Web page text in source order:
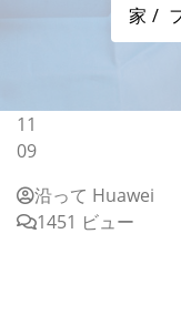
家
11
09
沿って Huawei
1451 ビュー